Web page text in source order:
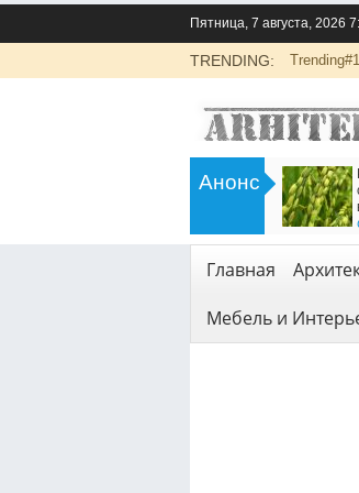
Пятница, 7 августа, 2026
TRENDING: Trending#1
Анонс
Инженерно-экологические
для строительства: основа
безопасной реализации
Услуги
Главная
Мебель и